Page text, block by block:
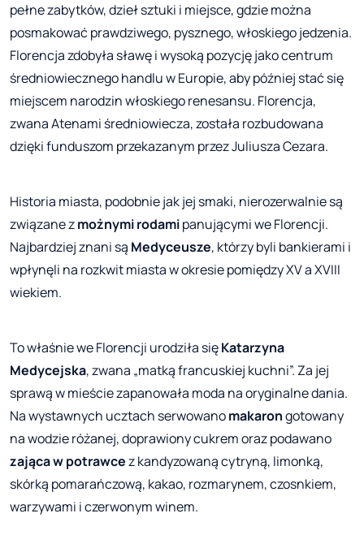
pełne zabytków, dzieł sztuki i miejsce, gdzie można
posmakować prawdziwego, pysznego, włoskiego jedzenia.
Florencja zdobyła sławę i wysoką pozycję jako centrum
średniowiecznego handlu w Europie, aby później stać się
miejscem narodzin włoskiego renesansu. Florencja,
zwana Atenami średniowiecza, została rozbudowana
dzięki funduszom przekazanym przez Juliusza Cezara.
Historia miasta, podobnie jak jej smaki, nierozerwalnie są
związane zmożnymi rodamipanującymi we Florencji.
Najbardziej znani są Medyceusze, którzy byli bankierami i
wpłynęli na rozkwit miasta w okresie pomiędzy XV a XVIII
wiekiem.
To właśnie we Florencji urodziła sięKatarzyna
Medycejska, zwana „matką francuskiej kuchni”. Za jej
sprawą w mieście zapanowała moda na oryginalne dania.
Na wystawnych ucztach serwowanomakarongotowany
na wodzie różanej, doprawiony cukrem oraz podawano
zająca w potrawcez kandyzowaną cytryną, limonką,
skórką pomarańczową, kakao, rozmarynem, czosnkiem,
warzywami i czerwonym winem.